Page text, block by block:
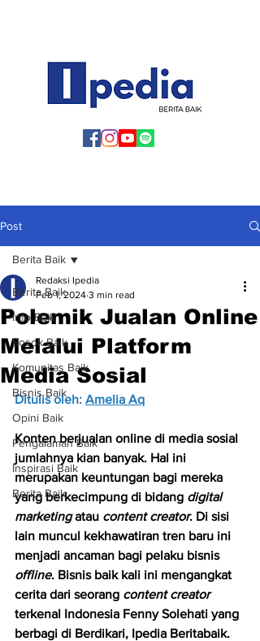
Post
Berita Baik
Info Baik
Sosok Baik
Komunitas Baik
Bisnis Baik
Opini Baik
Pengalaman Baik
Inspirasi Baik
Berita Baik
Berita Baik
Polemik Jualan Online
Melalui Platform
Media Sosial
Redaksi Ipedia
Feb 1, 2024 3 min read
Ditulis oleh: Amelia Aq
Konten berjualan online di media sosial
jumlahnya kian banyak. Hal ini
merupakan keuntungan bagi mereka
yang berkecimpung di bidang digital
marketing atau content creator. Di sisi
lain muncul kekhawatiran tren baru ini
menjadi ancaman bagi pelaku bisnis
offline. Bisnis baik kali ini mengangkat
cerita dari seorang content creator
terkenal Indonesia Fenny Solehati yang
berbagi di Berdikari, Ipedia Beritabaik.